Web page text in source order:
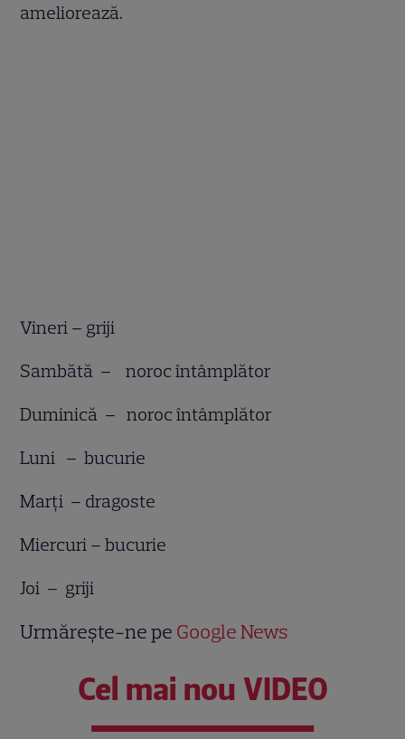
ameliorează.
Vineri – griji
Sambătă – noroc întâmplător
Duminică – noroc întâmplător
Luni – bucurie
Marţi – dragoste
Miercuri – bucurie
Joi – griji
Urmărește-ne pe Google News
Cel mai nou VIDEO